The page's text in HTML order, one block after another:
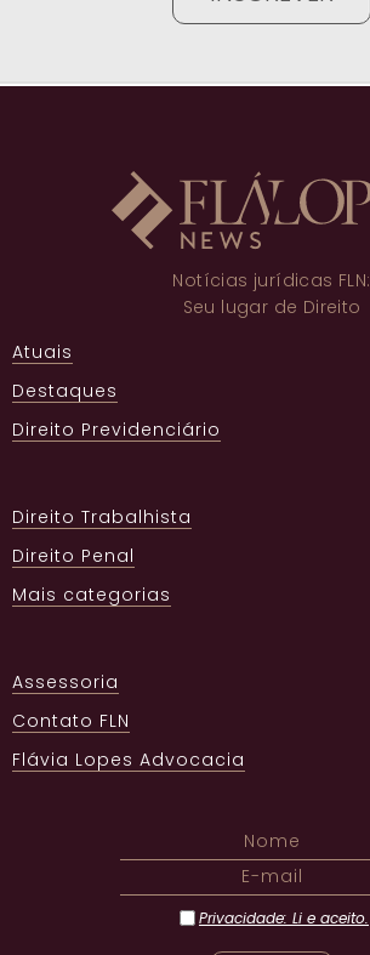
Notícias jurídicas FLN:
Seu lugar de Direito
Atuais
Destaques
Direito Previdenciário
Direito Trabalhista
Direito Penal
Mais categorias
Assessoria
Contato FLN
Flávia Lopes Advocacia
Privacidade: Li e aceito.